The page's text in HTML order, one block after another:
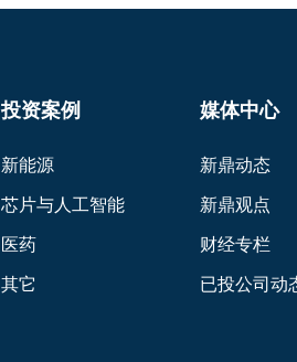
投资案例
新能源
芯片与人工智能
医药
其它
媒体中心
新鼎动态
新鼎观点
财经专栏
已投公司动